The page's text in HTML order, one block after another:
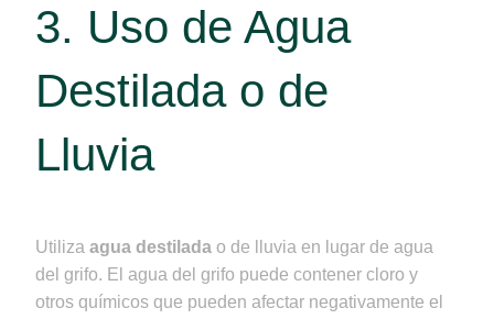
3. Uso de Agua
Destilada o de
Lluvia
Utiliza agua destilada o de lluvia en lugar de agua
del grifo. El agua del grifo puede contener cloro y
otros químicos que pueden afectar negativamente el